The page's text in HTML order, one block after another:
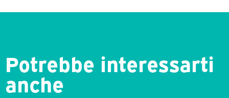
Potrebbe interessarti
anche